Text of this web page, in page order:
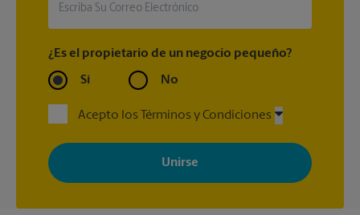
¿Es el propietario de un negocio pequeño?
Sí No
Acepto los Términos y Condiciones
Al registrarse, acepta recibir correos electrónicos de The UPS
Store con noticias, ofertas especiales, promociones y mensajes
adaptados a sus intereses. Puede darse de baja en cualquier
momento. Para más información, consulte nuestra política de